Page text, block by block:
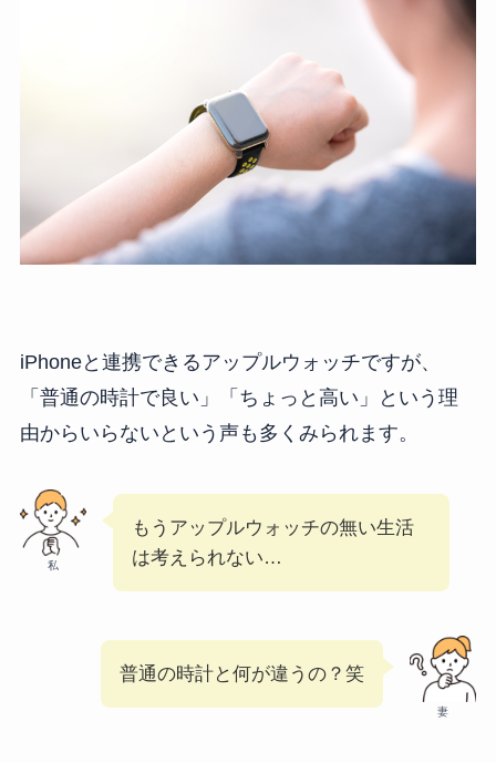
iPhoneと連携できるアップルウォッチですが、
「普通の時計で良い」「ちょっと高い」という理
由からいらないという声も多くみられます。
私
もうアップルウォッチの無い生活
は考えられない…
妻
普通の時計と何が違うの？笑